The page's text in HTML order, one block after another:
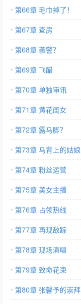
第66章 毛巾掉了！
第67章 查房
第68章 袭警？
第69章 飞醋
第70章 单独审讯
第71章 黄花闺女
第72章 露马脚？
第73章 马背上的姑娘
第74章 粉丝运营
第75章 美女主播
第76章 占领热线
第77章 再现敌踪
第78章 现场演唱
第79章 致命花束
第80章 张馨予的崇拜